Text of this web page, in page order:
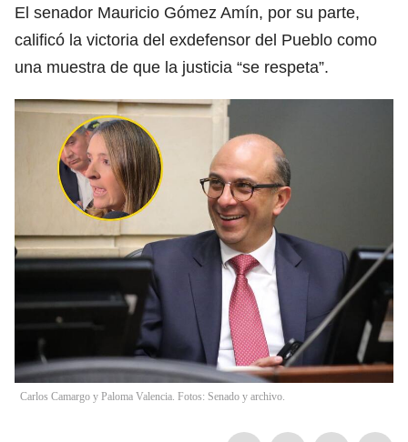
El senador Mauricio Gómez Amín, por su parte,
calificó la victoria del exdefensor del Pueblo como
una muestra de que la justicia “se respeta”.
Carlos Camargo y Paloma Valencia. Fotos: Senado y archivo.